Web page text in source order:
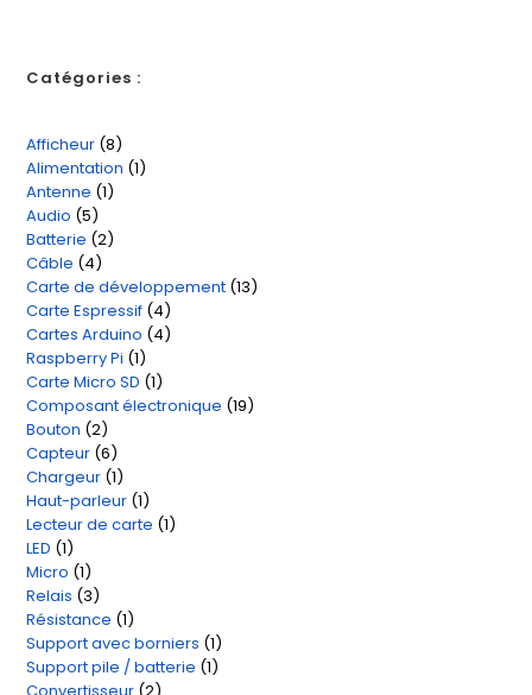
Catégories :
Afficheur 88
produits
Alimentation 11
Antenne 11
Audio 55
produits
Batterie 22
Câble 44
produits
Carte de développement 1313
Carte Espressif 44
produits
Cartes Arduino 44
Raspberry Pi 11
produit
Carte Micro SD 11
produit
Composant électronique 1919
Bouton 22
produits
Capteur 66
produits
Chargeur 11
produit
Haut-parleur 11
produit
Lecteur de carte 11
LED 11
produit
Micro 11
produit
Relais 33
produits
Résistance 11
produit
Support avec borniers 11
produit
Support pile / batterie 11